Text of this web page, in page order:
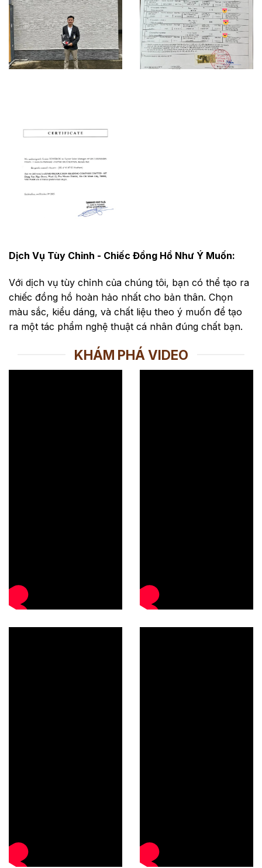
Dịch Vụ Tùy Chỉnh - Chiếc Đồng Hồ Như Ý Muốn:
Với dịch vụ tùy chỉnh của chúng tôi, bạn có thể tạo ra
chiếc đồng hồ hoàn hảo nhất cho bản thân. Chọn
màu sắc, kiểu dáng, và chất liệu theo ý muốn để tạo
ra một tác phẩm nghệ thuật cá nhân đúng chất bạn.
KHÁM PHÁ VIDEO